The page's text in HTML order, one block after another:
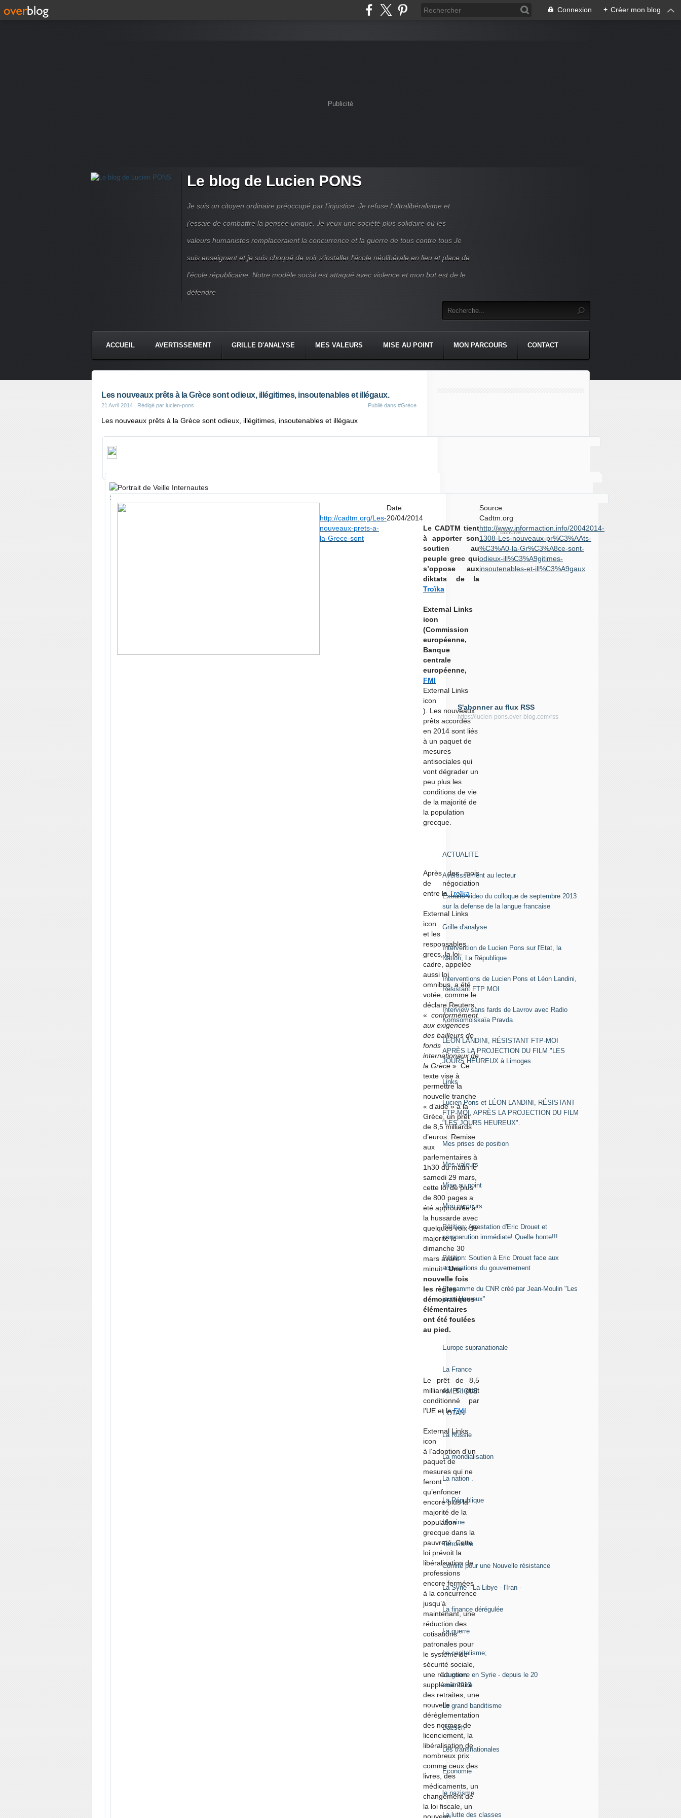
Connexion + Créer mon blog
Publicité
Le blog de Lucien PONS
Je suis un citoyen ordinaire préoccupé par l’injustice. Je refuse l'ultralibéralisme et
j'essaie de combattre la pensée unique. Je veux une société plus solidaire où les
valeurs humanistes remplaceraient la concurrence et la guerre de tous contre tous Je
suis enseignant et je suis choqué de voir s’installer l’école néolibérale en lieu et place de
l’école républicaine. Notre modèle social est attaqué avec violence et mon but est de le
défendre
ACCUEIL AVERTISSEMENT GRILLE D'ANALYSE MES VALEURS MISE AU POINT MON PARCOURS CONTACT
Les nouveaux prêts à la Grèce sont odieux, illégitimes, insoutenables et illégaux.
21 Avril 2014 , Rédigé par lucien-pons Publié dans #Grèce
Les nouveaux prêts à la Grèce sont odieux, illégitimes, insoutenables et illégaux
Soumis par
http://cadtm.org/Les-
nouveaux-prets-a-
la-Grece-sont
Date:
20/04/2014
Le CADTM tient
à apporter son
soutien au
peuple grec qui
s’oppose aux
diktats de la
Troïka
External Links
icon
(Commission
européenne,
Banque
centrale
européenne,
FMI
External Links
icon
). Les nouveaux
prêts accordés
en 2014 sont liés
à un paquet de
mesures
antisociales qui
vont dégrader un
peu plus les
conditions de vie
de la majorité de
la population
grecque.
Après des mois
de négociation
entre laTroïka
External Links
icon
et les
responsables
grecs, la loi-
cadre, appelée
aussi loi
omnibus, a été
votée, comme le
déclare Reuters,
« conformément
aux exigences
des bailleurs de
fonds
internationaux de
la Grèce». Ce
texte vise à
permettre la
nouvelle tranche
« d’aide » à la
Grèce, un prêt
de 8,5 milliards
d’euros. Remise
aux
parlementaires à
1h30 du matin le
samedi 29 mars,
cette loi de plus
de 800 pages a
été approuvée à
la hussarde avec
quelques voix de
majorité le
dimanche 30
mars avant
minuit !Une
nouvelle fois
les règles
démocratiques
élémentaires
ont été foulées
au pied.
Le prêt de 8,5
milliards € était
conditionné par
l’UE et leFMI
External Links
icon
à l’adoption d’un
paquet de
mesures qui ne
feront
qu’enfoncer
encore plus la
majorité de la
population
grecque dans la
pauvreté. Cette
loi prévoit la
libéralisation de
professions
encore fermées
à la concurrence
jusqu’à
maintenant, une
réduction des
cotisations
patronales pour
le système de
sécurité sociale,
une réduction
supplémentaire
des retraites, une
nouvelle
dérèglementation
des normes de
licenciement, la
libéralisation de
nombreux prix
comme ceux des
livres, des
médicaments, un
changement de
la loi fiscale, un
Source:
Cadtm.org
http://www.informaction.info/20042014-
1308-Les-nouveaux-pr%C3%AAts-
%C3%A0-la-Gr%C3%A8ce-sont-
odieux-ill%C3%A9gitimes-
insoutenables-et-ill%C3%A9gaux
Publicité
Suivez-moi
S'abonner au flux RSS
https://lucien-pons.over-blog.com/rss
Newsletter
Abonnez-vous pour être averti des nouveaux
articles publiés.
Pages
ACTUALITE
Avertissement au lecteur
Extraits video du colloque de septembre 2013
sur la defense de la langue francaise
Grille d'analyse
Intervention de Lucien Pons sur l'Etat, la
Nation, La République
Interventions de Lucien Pons et Léon Landini,
Résistant FTP MOI
Interview sans fards de Lavrov avec Radio
Komsomolskaïa Pravda
LÉON LANDINI, RÉSISTANT FTP-MOI
APRÈS LA PROJECTION DU FILM "LES
JOURS HEUREUX à Limoges.
Links
Lucien Pons et LÉON LANDINI, RÉSISTANT
FTP-MOI, APRÈS LA PROJECTION DU FILM
"LES JOURS HEUREUX".
Mes prises de position
Mes valeurs
Mise au point
Mon parcours
Pétition: Arrestation d'Eric Drouet et
comparution immédiate! Quelle honte!!!
Pétition: Soutien à Eric Drouet face aux
accusations du gouvernement
Progamme du CNR créé par Jean-Moulin "Les
jours Heureux"
Catégories
Europe supranationale
La France
AMERIQUE
L'OTAN.
La Russie
La mondialisation
La nation .
La République
Ukraine
Terrorisme
Comité pour une Nouvelle résistance
La Syrie - La Libye - l'Iran -
La finance dérégulée
La guerre
Le capitalisme;
La guerre en Syrie - depuis le 20
août 2013
Le grand banditisme
Daesch
Les transnationales
Economie
le nazisme
La lutte des classes